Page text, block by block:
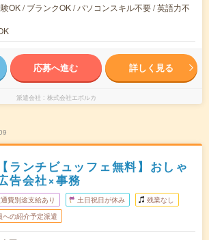
OK / ブランクOK / パソコンスキル不要 / 英語力不
応募へ進む 詳しく見る
派遣会社 株式会社エボルカ
ランチビュッフェ無料】おしゃ
告会社×事務
費別途支給あり 土日祝日が休み 残業なし
への紹介予定派遣